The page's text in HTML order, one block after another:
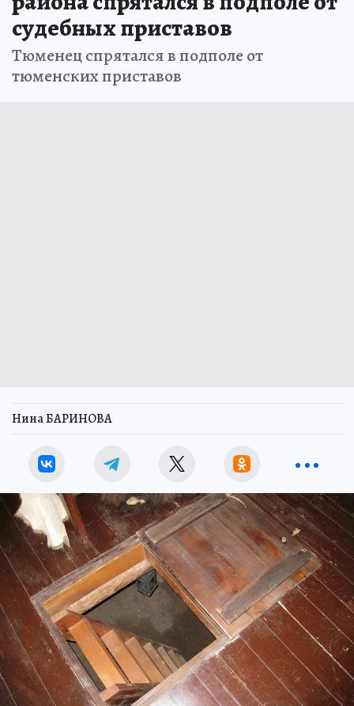
судебных приставов
Тюменец спрятался в подполе от
тюменских приставов
Нина БАРИНОВА